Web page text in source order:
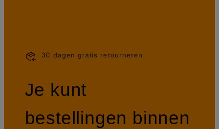
30 dagen gratis retourneren
Je kunt
bestellingen binnen